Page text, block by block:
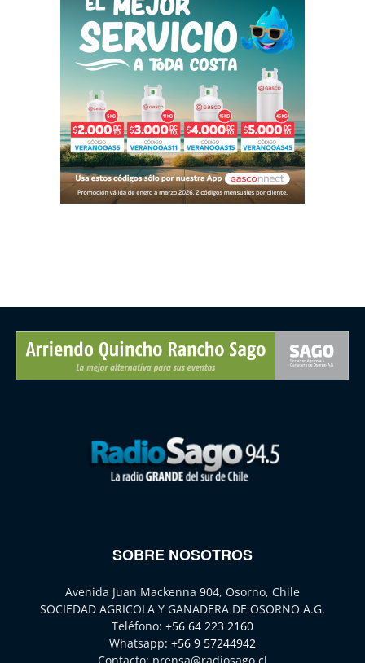
SOBRE NOSOTROS
Avenida Juan Mackenna 904, Osorno, Chile
SOCIEDAD AGRICOLA Y GANADERA DE OSORNO A.G.
Teléfono: +56 64 223 2160
Whatsapp: +56 9 57244942